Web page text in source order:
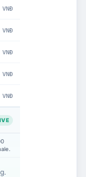
VNĐ
VNĐ
VNĐ
VNĐ
VNĐ